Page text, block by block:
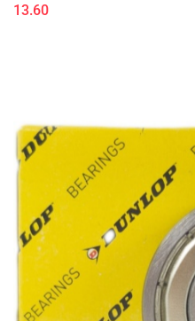
13.60